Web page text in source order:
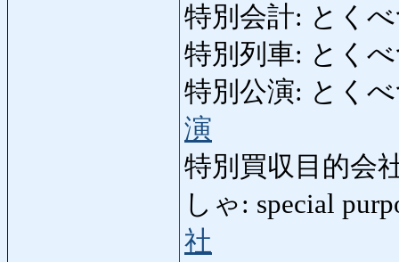
特別会計: とく
特別列車: とく
特別公演: とく
演
特別買収目的会
しゃ: special
社